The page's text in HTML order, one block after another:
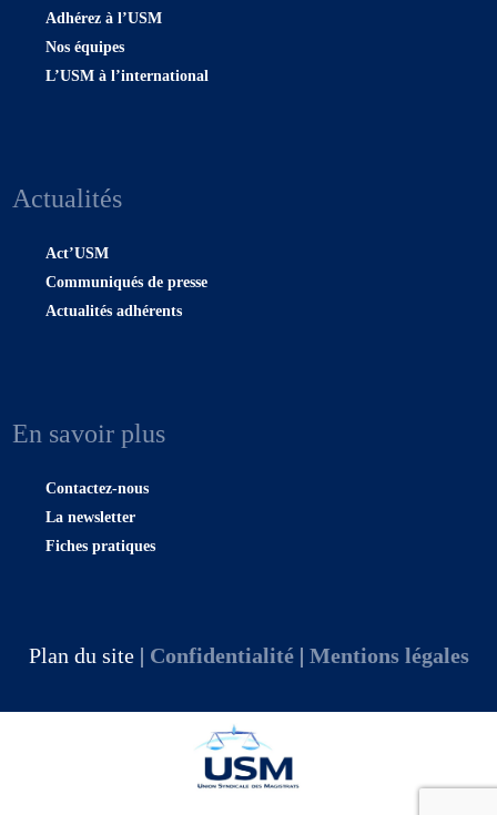
Adhérez à l’USM
Nos équipes
L’USM à l’international
Actualités
Act’USM
Communiqués de presse
Actualités adhérents
En savoir plus
Contactez-nous
La newsletter
Fiches pratiques
Plan du site | Confidentialité| Mentions légales